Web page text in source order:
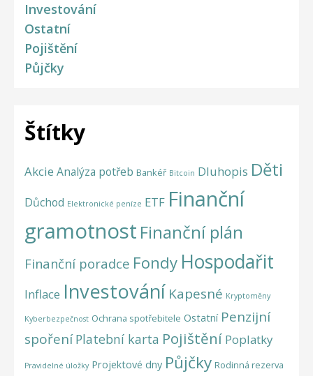
Investování
Ostatní
Pojištění
Půjčky
Štítky
Akcie Analýza potřeb Bankéř Bitcoin Dluhopis Děti
Důchod Elektronické peníze ETF Finanční
gramotnost Finanční plán
Finanční poradce Fondy Hospodařit
Inflace Investování Kapesné Kryptoměny
Kyberbezpečnost Ochrana spotřebitele Ostatní Penzijní
spoření Platební karta Pojištění Poplatky
Pravidelné úložky Projektové dny Půjčky Rodinná rezerva